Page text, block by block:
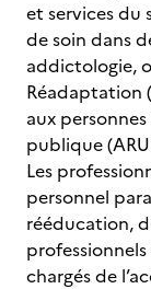
et services du
de soin dans
addictologie,
Réadaptation
aux
publique
Les
personnel
rééducation,
chargés de